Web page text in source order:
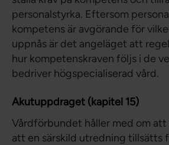
personalstyrka. Eftersom
kompetens är avgörande för
uppnås är det angeläget att
hur kompetenskraven följs i de
bedriver högspecialiserad vård.
Akutuppdraget (kapitel 15)
Vårdförbundet håller med om
att en särskild utredning tillsätts